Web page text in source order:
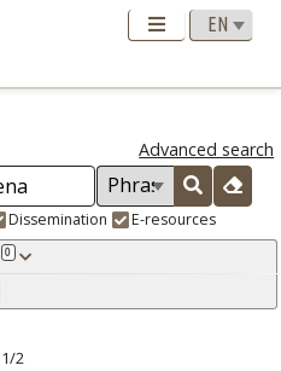
Advanced search
Dissemination E-resources
0
1/2